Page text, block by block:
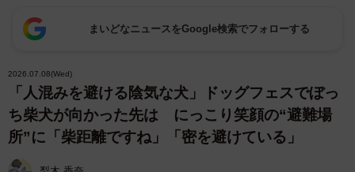
まいどなニュースをGoogle検索でフォローする
2026.07.08(Wed)
「人混みを避ける陰気な犬」ドッグフェスでぼっ
ち柴犬が向かった先は にっこり笑顔の“避難場
所”に「柴距離ですね」「密を避けている」